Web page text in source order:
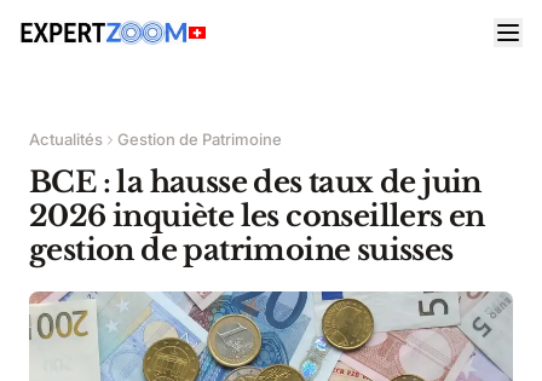
Actualités Gestion de Patrimoine
BCE : la hausse des taux de juin
2026 inquiète les conseillers en
gestion de patrimoine suisses